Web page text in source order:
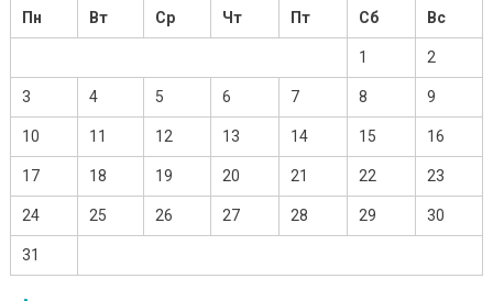
Пн
Вт Ср Чт Пт Сб Вс
1 2
3 4 5 6 7 8 9
10 11 12 13 14 15 16
17 18 19 20 21 22 23
24 25 26 27 28 29 30
31